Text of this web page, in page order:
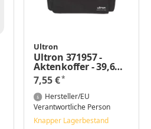
Ultron
Ultron 371957 -
Aktenkoffer - 39,6
cm (15.6 Zoll) -
Schultergurt - 350 g
7,55 €*
Hersteller/EU
Verantwortliche Person
Knapper Lagerbestand